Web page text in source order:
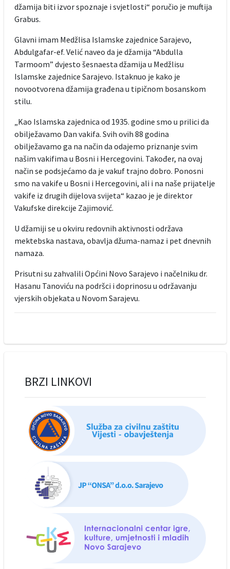
džamija biti izvor spoznaje i svjetlosti“ poručio je muftija
Grabus.
Glavni imam Medžlisa Islamske zajednice Sarajevo,
Abdulgafar-ef. Velić naveo da je džamija “Abdulla
Tarmoom” dvjesto šesnaesta džamija u Medžlisu
Islamske zajednice Sarajevo. Istaknuo je kako je
novootvorena džamija građena u tipičnom bosanskom
stilu.
„Kao Islamska zajednica od 1935. godine smo u prilici da
obilježavamo Dan vakifa. Svih ovih 88 godina
obilježavamo ga na način da odajemo priznanje svim
našim vakifima u Bosni i Hercegovini. Također, na ovaj
način se podsjećamo da je vakuf trajno dobro. Ponosni
smo na vakife u Bosni i Hercegovini, ali i na naše prijatelje
vakife iz drugih dijelova svijeta“ kazao je je direktor
Vakufske direkcije Zajimović.
U džamiji se u okviru redovnih aktivnosti održava
mektebska nastava, obavlja džuma-namaz i pet dnevnih
namaza.
Prisutni su zahvalili Općini Novo Sarajevo i načelniku dr.
Hasanu Tanoviću na podršci i doprinosu u održavanju
vjerskih objekata u Novom Sarajevu.
BRZI LINKOVI